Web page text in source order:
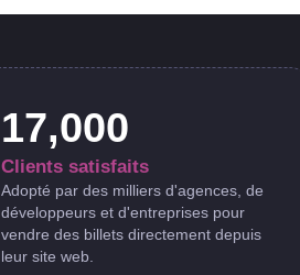
17,000
Clients satisfaits
Adopté par des milliers d'agences, de
développeurs et d'entreprises pour
vendre des billets directement depuis
leur site web.